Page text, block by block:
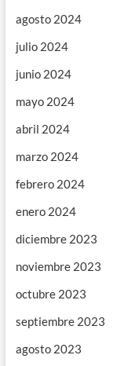
agosto 2024
julio 2024
junio 2024
mayo 2024
abril 2024
marzo 2024
febrero 2024
enero 2024
diciembre 2023
noviembre 2023
octubre 2023
septiembre 2023
agosto 2023